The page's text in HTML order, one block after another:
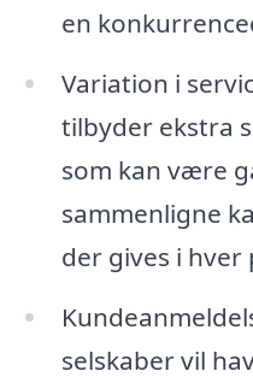
en
Variation i
tilbyder ekstra
som kan være
sammenligne
der gives i hver
selskaber vil